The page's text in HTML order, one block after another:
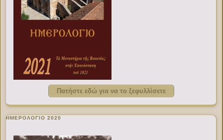
Πατήστε εδώ για να το ξεφυλλίσετε
ΗΜΕΡΟΛΟΓΙΟ 2020